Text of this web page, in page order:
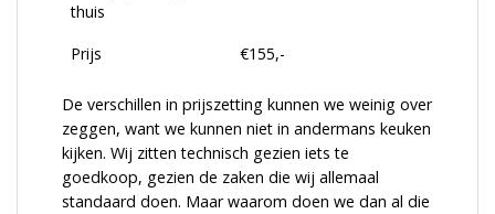
thuis
Prijs €155,-
De verschillen in prijszetting kunnen we weinig over
zeggen, want we kunnen niet in andermans keuken
kijken. Wij zitten technisch gezien iets te
goedkoop, gezien de zaken die wij allemaal
standaard doen. Maar waarom doen we dan al die